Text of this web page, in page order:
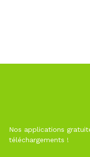
Nos applications
téléchargements !